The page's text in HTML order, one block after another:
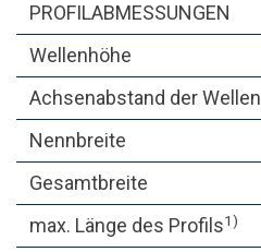
PROFILABMESSUNGEN
Wellenhöhe
Achsenabstand der Wellen
Nennbreite
Gesamtbreite
max. Länge des Profils1)